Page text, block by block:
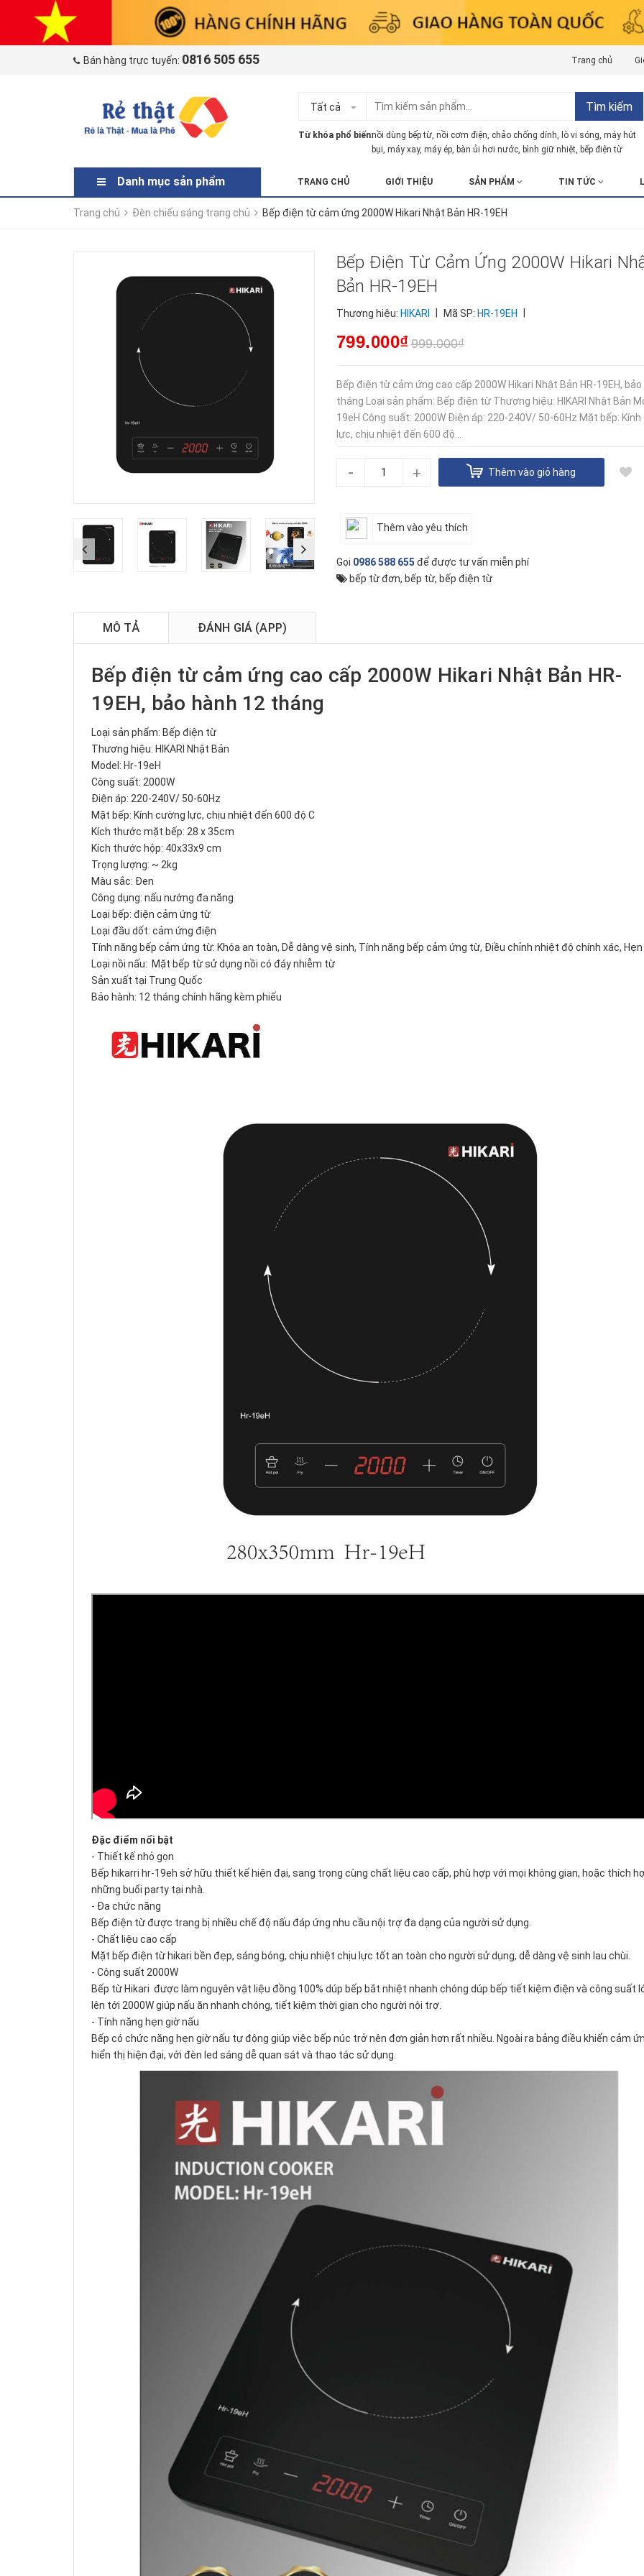
Bán hàng trực tuyến: 0816 505 655 Trang chủ
Tất cả Tìm kiếm
Từ khóa phổ biến:nồi dùng bếp từ, nồi cơm điện, chảo chống dính, lò vi sóng, máy hút
bụi, máy xay, máy ép, bàn ủi hơi nước, bình giữ nhiệt, bếp điện từ
Danh mục sản phẩm TRANG CHỦ GIỚI THIỆU SẢN PHẨM TIN TỨC
Trang chủ Đèn chiếu sáng trang chủ Bếp điện từ cảm ứng 2000W Hikari Nhật Bản HR-19EH
Bếp Điện Từ Cảm Ứng 2000W Hikari
Bản HR-19EH
Thương hiệu: HIKARI Mã SP: HR-19EH
799.000₫999.000₫
Bếp điện từ cảm ứng cao cấp 2000W Hikari Nhật Bản HR-19EH,
tháng Loại sản phẩm: Bếp điện từ Thương hiệu: HIKARI Nhật Bản
19eH Công suất: 2000W Điện áp: 220-240V/ 50-60Hz Mặt bếp:
lực, chịu nhiệt đến 600 độ...
- + Thêm vào giỏ hàng
Thêm vào yêu thích
Gọi 0986 588 655 để được tư vấn miễn phí
bếp từ đơn, bếp từ, bếp điện từ
MÔ TẢ ĐÁNH GIÁ (APP)
Bếp điện từ cảm ứng cao cấp 2000W Hikari Nhật Bản HR-
19EH, bảo hành 12 tháng
Loại sản phẩm: Bếp điện từ
Thương hiệu: HIKARI Nhật Bản
Model: Hr-19eH
Công suất: 2000W
Điện áp: 220-240V/ 50-60Hz
Mặt bếp: Kính cường lực, chịu nhiệt đến 600 độ C
Kích thước mặt bếp: 28 x 35cm
Kích thước hộp: 40x33x9 cm
Trọng lượng: ~ 2kg
Màu sắc: Đen
Công dụng: nấu nướng đa năng
Loại bếp: điện cảm ứng từ
Loại đầu dốt: cảm ứng điện
Tính năng bếp cảm ứng từ: Khóa an toàn, Dễ dàng vệ sinh, Tính năng bếp cảm ứng từ, Điều chỉnh nhiệt độ chính xác,
Loại nồi nấu: Mặt bếp từ sử dụng nồi có đáy nhiễm từ
Sản xuất tại Trung Quốc
Bảo hành: 12 tháng chính hãng kèm phiếu
Đặc điểm nổi bật
- Thiết kế nhỏ gọn
Bếp hikarri hr-19eh sở hữu thiết kế hiện đại, sang trọng cùng chất liệu cao cấp, phù hợp với mọi không gian, hoặc thích
những buổi party tại nhà.
- Đa chức năng
Bếp điện từ được trang bị nhiều chế độ nấu đáp ứng nhu cầu nội trợ đa dạng của người sử dụng.
- Chất liệu cao cấp
Mặt bếp điện từ hikari bền đẹp, sáng bóng, chịu nhiệt chịu lực tốt an toàn cho người sử dụng, dễ dàng vệ sinh lau chùi.
- Công suất 2000W
Bếp từ Hikari được làm nguyên vật liệu đồng 100% dúp bếp bắt nhiệt nhanh chóng dúp bếp tiết kiệm điện và công suất
lên tới 2000W giúp nấu ăn nhanh chóng, tiết kiệm thời gian cho người nội trợ.
- Tính năng hẹn giờ nấu
Bếp có chức năng hẹn giờ nấu tự động giúp việc bếp núc trở nên đơn giản hơn rất nhiều. Ngoài ra bảng điều khiển cảm
hiển thị hiện đại, với đèn led sáng dễ quan sát và thao tác sử dụng.